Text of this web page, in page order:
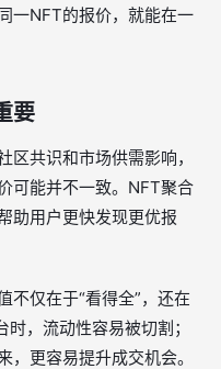
一NFT的报价，就能在一
要
共识和市场供需影响，
可能并不一致。NFT聚合
助用户更快发现更优报
不仅在于“看得全”，还在
，流动性容易被切割；
更容易提升成交机会。